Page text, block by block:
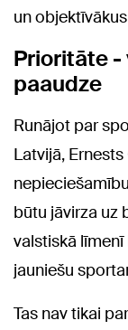
un
Prioritāte -
paaudze
Runājot par
Latvijā,
būtu jāvirza uz
valstiskā
jauniešu
Tas nav tikai